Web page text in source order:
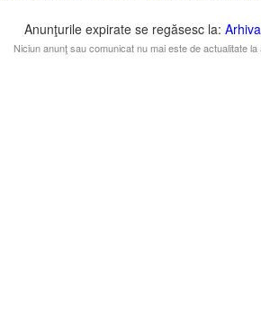
Anunţurile expirate se regăsesc la:
Niciun anunţ sau comunicat nu mai este de actualitate la